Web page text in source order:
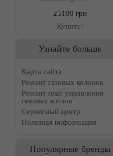
25100 грн
Купить!
Узнайте больше
Карта сайта
Ремонт газовых колонок
Ремонт плат управления
газовых котлов
Сервисный центр
Полезная информация
Популярные бренды